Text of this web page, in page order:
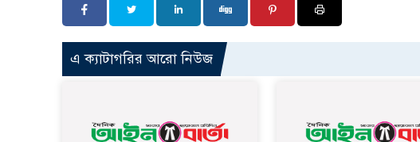
এ ক্যাটাগরির আরো নিউজ